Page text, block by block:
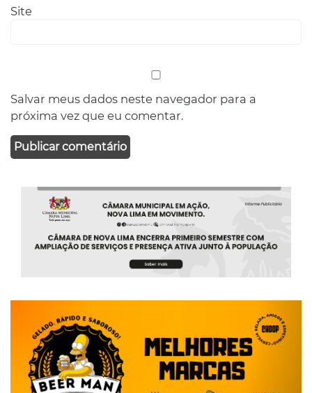
Site
Salvar meus dados neste navegador para a
próxima vez que eu comentar.